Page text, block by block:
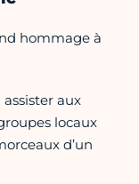
hommage à
aux
locaux
d’un